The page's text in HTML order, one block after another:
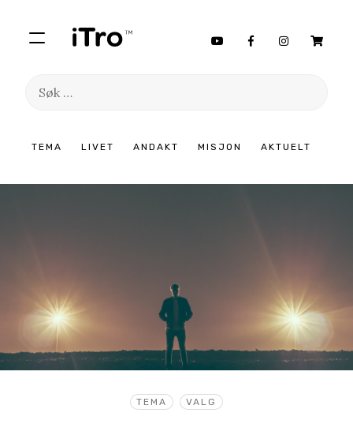
TEMA LIVET ANDAKT MISJON AKTUELT
Søk
innhold
TEMA VALG